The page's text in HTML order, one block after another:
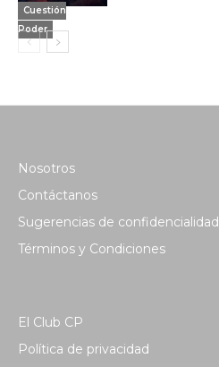
Cuestión
Poder
Nosotros
Contáctanos
Sugerencias de confidencialidad
Términos y Condiciones
El Club CP
Política de privacidad